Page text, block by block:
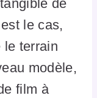
de
le cas,
le terrain
modèle,
film à